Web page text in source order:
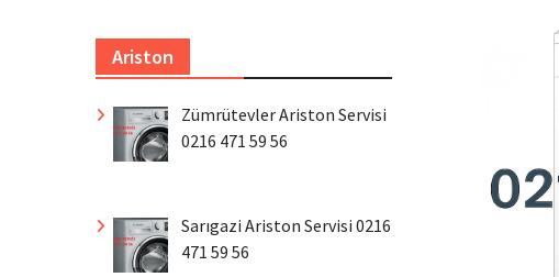
Ariston
Zümrütevler Ariston Servisi
0216 471 59 56
Sarıgazi Ariston Servisi 0216
471 59 56